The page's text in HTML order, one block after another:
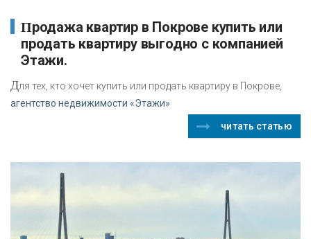
Продажа квартир в Покрове купить или
продать квартиру выгодно с компанией
Этажи.
Для тех, кто хочет купить или продать квартиру в Покрове,
агентство недвижимости «Этажи»
читать статью